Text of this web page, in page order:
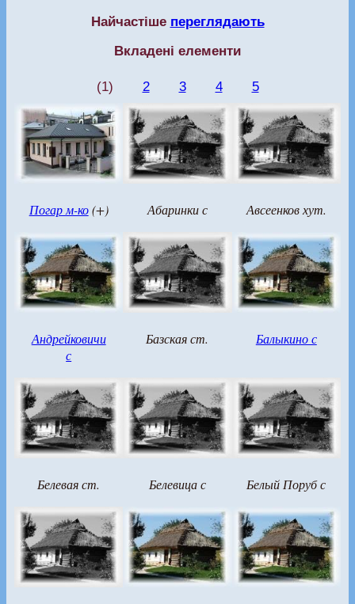
Найчастіше переглядають
Вкладені елементи
(1) 2 3 4 5
Погар м-ко(+) Абаринки с Авсеенков хут.
Андрейковичи
с
Базская ст. Балыкино с
Белевая ст. Белевица с Белый Поруб с